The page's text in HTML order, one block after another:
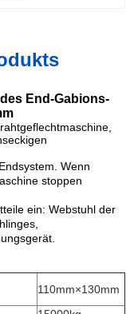
End-Gabions-
Wenn
stoppen
ein: Webstuhl der
110mm×130mm